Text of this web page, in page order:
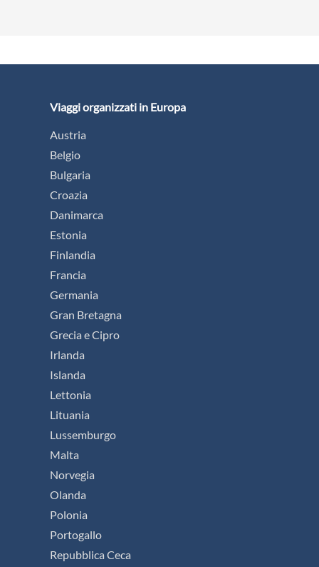
Viaggi organizzati in Europa
Austria
Belgio
Bulgaria
Croazia
Danimarca
Estonia
Finlandia
Francia
Germania
Gran Bretagna
Grecia e Cipro
Irlanda
Islanda
Lettonia
Lituania
Lussemburgo
Malta
Norvegia
Olanda
Polonia
Portogallo
Repubblica Ceca